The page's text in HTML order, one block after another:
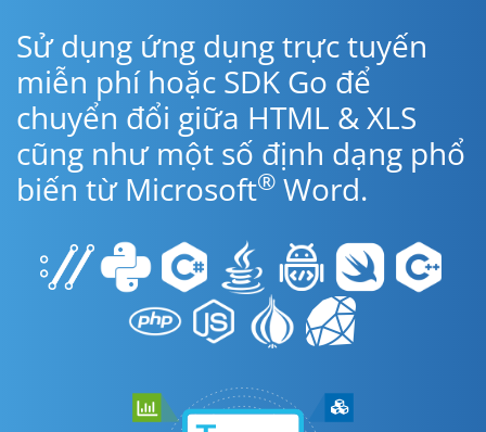
Sử dụng ứng dụng trực tuyến
miễn phí hoặc SDK Go để
chuyển đổi giữa HTML & XLS
cũng như một số định dạng phổ
biến từ Microsoft® Word.